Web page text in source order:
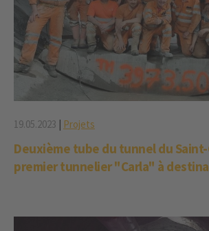
19.05.2023 | Projets
Deuxième tube du tunnel du
premier tunnelier "Carla" à